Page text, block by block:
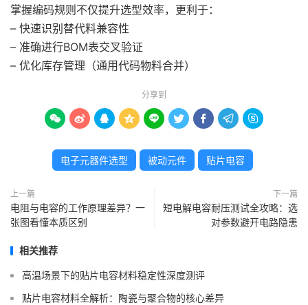
掌握编码规则不仅提升选型效率，更利于：
– 快速识别替代料兼容性
– 准确进行BOM表交叉验证
– 优化库存管理（通用代码物料合并）
分享到
        
电子元器件选型 被动元件 贴片电容
上一篇
电阻与电容的工作原理差异？一
张图看懂本质区别
下一篇
短电解电容耐压测试全攻略：选
对参数避开电路隐患
相关推荐
高温场景下的贴片电容材料稳定性深度测评
贴片电容材料全解析：陶瓷与聚合物的核心差异